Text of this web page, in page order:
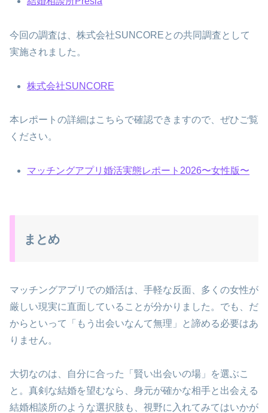
今回の調査は、株式会社SUNCOREとの共同調査として
実施されました。
株式会社SUNCORE
本レポートの詳細はこちらで確認できますので、ぜひご覧
ください。
マッチングアプリ婚活実態レポート2026〜女性版〜
まとめ
マッチングアプリでの婚活は、手軽な反面、多くの女性が
厳しい現実に直面していることが分かりました。でも、だ
からといって「もう出会いなんて無理」と諦める必要はあ
りません。
大切なのは、自分に合った「賢い出会いの場」を選ぶこ
と。真剣な結婚を望むなら、身元が確かな相手と出会える
結婚相談所のような選択肢も、視野に入れてみてはいかが